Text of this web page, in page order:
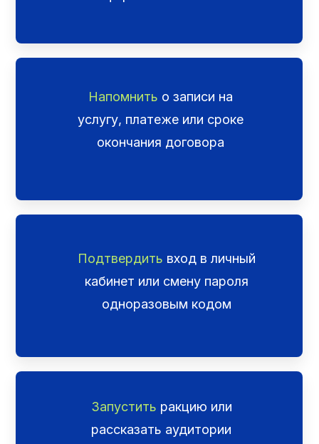
Напомнить о записи на
услугу, платеже или сроке
окончания договора
Подтвердить вход в личный
кабинет или смену пароля
одноразовым кодом
Запустить ракцию или
рассказать аудитории